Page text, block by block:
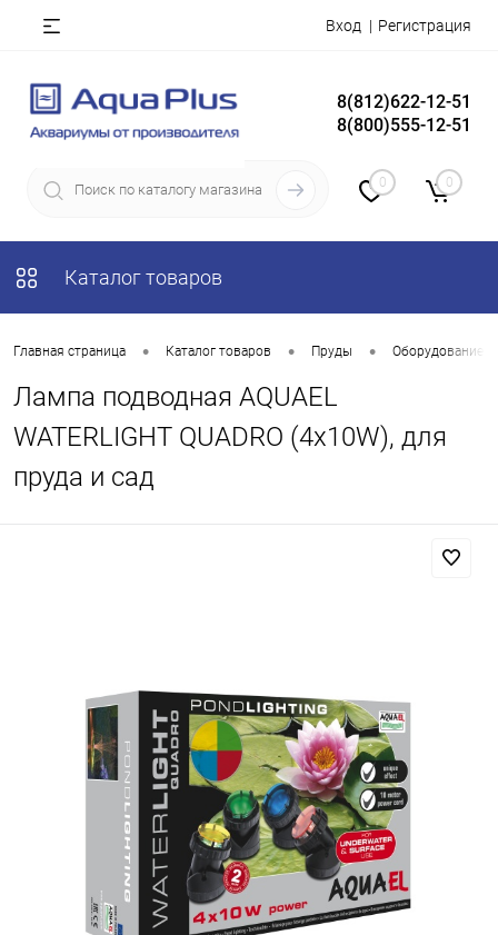
Вход Регистрация
8(812)622-12-51
8(800)555-12-51
0 0
Каталог товаров
Главная страница • Каталог товаров • Пруды • Оборудование
Лампа подводная AQUAEL
WATERLIGHT QUADRO (4x10W), для
пруда и сад